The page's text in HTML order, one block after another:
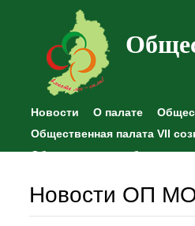
Новости О палате
Общественная палата VII
Общественные наблюдения
Новости ОП